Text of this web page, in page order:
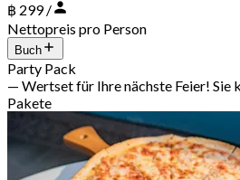
฿ 299 /
Nettopreis pro Person
Buch
Party Pack
— Wertset für Ihre nächste Feier! Sie
Pakete